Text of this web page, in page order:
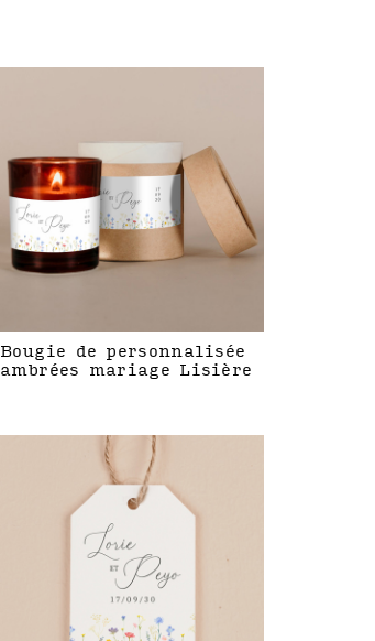
Bougie de personnalisée
ambrées mariage Lisière